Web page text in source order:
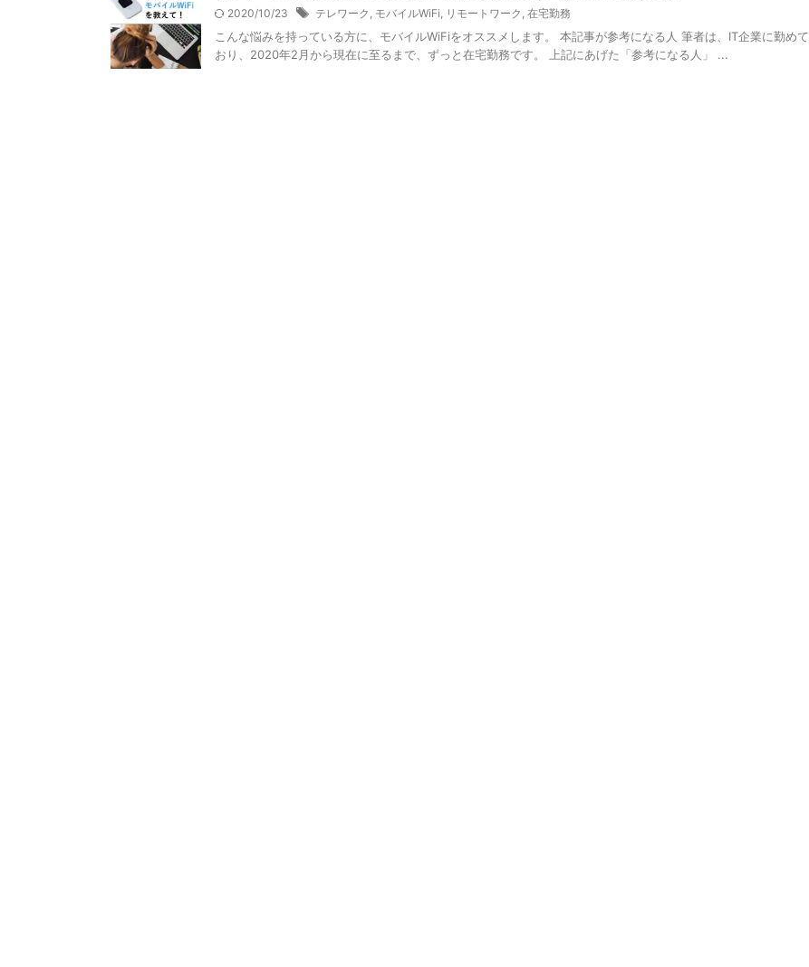
2020/10/23 テレワーク , モバイルWiFi, リモートワーク , 在宅勤務
こんな悩みを持っている方に、モバイルWiFiをオススメします。 本記事が参考になる人 筆者は、IT企業に勤めて
おり、2020年2月から現在に至るまで、ずっと在宅勤務です。 上記にあげた「参考になる人」 ...